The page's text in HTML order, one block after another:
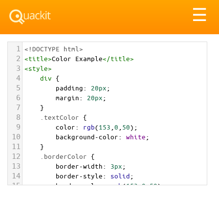
☰
1 <!DOCTYPE html>
2 <title>Color Example</title>
3 <style>
4 div {
5 padding: 20px;
6 margin: 20px;
7 }
8 .textColor {
9 color: rgb(153 0 50);
10 background-color: white;
11 }
12 .borderColor {
13 border-width: 3px;
14 border-style: solid;
15 border-color: rgb(153,0,50);